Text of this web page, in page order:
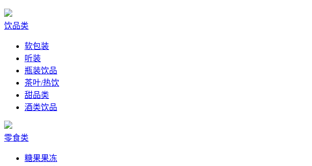
饮品类
软包装
听装
瓶装饮品
茶叶/热饮
甜品类
酒类饮品
零食类
糖果果冻